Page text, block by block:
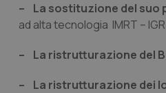
– La sostituzione del suo
ad alta tecnologia IMRT –
– La ristrutturazione del
– La ristrutturazione dei